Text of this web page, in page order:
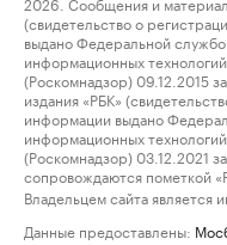
(свидетельство о
выдано Федеральной
информационных
(Роскомнадзор) 09.12.2015
издания «РБК»
информации выдано
информационных
(Роскомнадзор) 03.12.2021
сопровождаются пометкой
Владельцем сайта является
Данные предоставлены: